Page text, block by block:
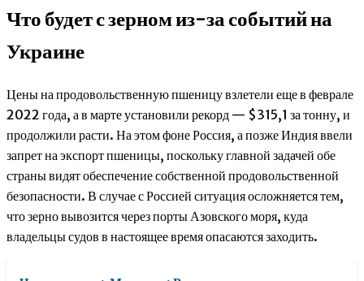
Что будет с зерном из-за событий на
Украине
Цены на продовольственную пшеницу взлетели еще в феврале
2022 года, а в марте установили рекорд — $315,1 за тонну, и
продолжили расти. На этом фоне Россия, а позже Индия ввели
запрет на экспорт пшеницы, поскольку главной задачей обе
страны видят обеспечение собственной продовольственной
безопасности. В случае с Россией ситуация осложняется тем,
что зерно вывозится через порты Азовского моря, куда
владельцы судов в настоящее время опасаются заходить.